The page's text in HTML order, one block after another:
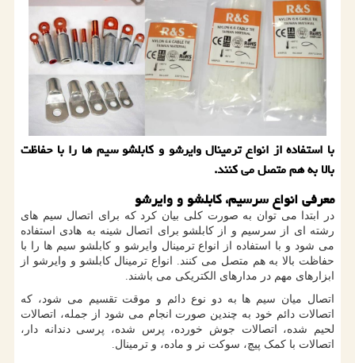
با استفاده از انواع ترمینال وایرشو و كابلشو سیم ها را با حفاظت
بالا به هم متصل می كنند.
معرفی انواع سرسیم، کابلشو و وایرشو
در ابتدا می توان به صورت کلی بیان کرد که برای اتصال سیم های
رشته ای از سرسیم و از کابلشو برای اتصال شینه به هادی استفاده
می شود و با استفاده از انواع ترمینال وایرشو و کابلشو سیم ها را با
حفاظت بالا به هم متصل می کنند. انواع ترمینال کابلشو و وایرشو از
ابزارهای مهم در مدارهای الکتریکی می باشند.
اتصال میان سیم ها به دو نوع دائم و موقت تقسیم می شود، که
اتصالات دائم خود به چندین صورت انجام می شود از جمله، اتصالات
لحیم شده، اتصالات جوش خورده، پرس شده، پرسی دندانه دار،
اتصالات با کمک پیچ، سوکت نر و ماده، و ترمینال.